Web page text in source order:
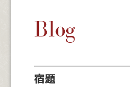
Blog
宿題